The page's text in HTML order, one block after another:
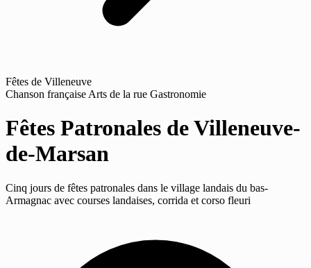
Fêtes de Villeneuve
Chanson française Arts de la rue Gastronomie
Fêtes Patronales de Villeneuve-
de-Marsan
Cinq jours de fêtes patronales dans le village landais du bas-
Armagnac avec courses landaises, corrida et corso fleuri